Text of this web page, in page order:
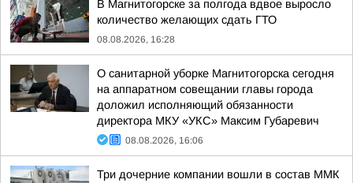
В Магнитогорске за полгода вдвое выросло
количество желающих сдать ГТО
08.08.2026, 16:28
О санитарной уборке Магнитогорска сегодня
на аппаратном совещании главы города
доложил исполняющий обязанности
директора МКУ «УКС» Максим Губаревич
08.08.2026, 16:06
Три дочерние компании вошли в состав ММК